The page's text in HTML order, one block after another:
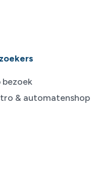
bezoek
& automatenshop